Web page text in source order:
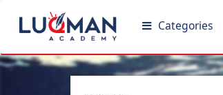
Categories